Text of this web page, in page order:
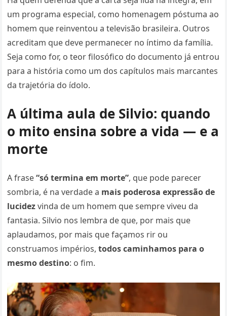
um programa especial, como homenagem póstuma ao
homem que reinventou a televisão brasileira. Outros
acreditam que deve permanecer no íntimo da família.
Seja como for, o teor filosófico do documento já entrou
para a história como um dos capítulos mais marcantes
da trajetória do ídolo.
A última aula de Silvio: quando
o mito ensina sobre a vida — e a
morte
A frase“só termina em morte”, que pode parecer
sombria, é na verdade a mais poderosa expressão de
lucidezvinda de um homem que sempre viveu da
fantasia. Silvio nos lembra de que, por mais que
aplaudamos, por mais que façamos rir ou
construamos impérios,todos caminhamos para o
mesmo destino: o fim.